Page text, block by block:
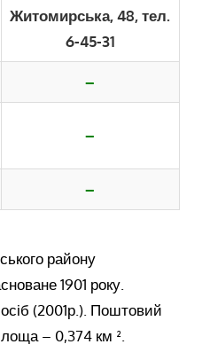
Житомирська, 48, тел.
6-45-31
–
–
–
району
1901 року.
(2001р.). Поштовий
– 0,374 км ².